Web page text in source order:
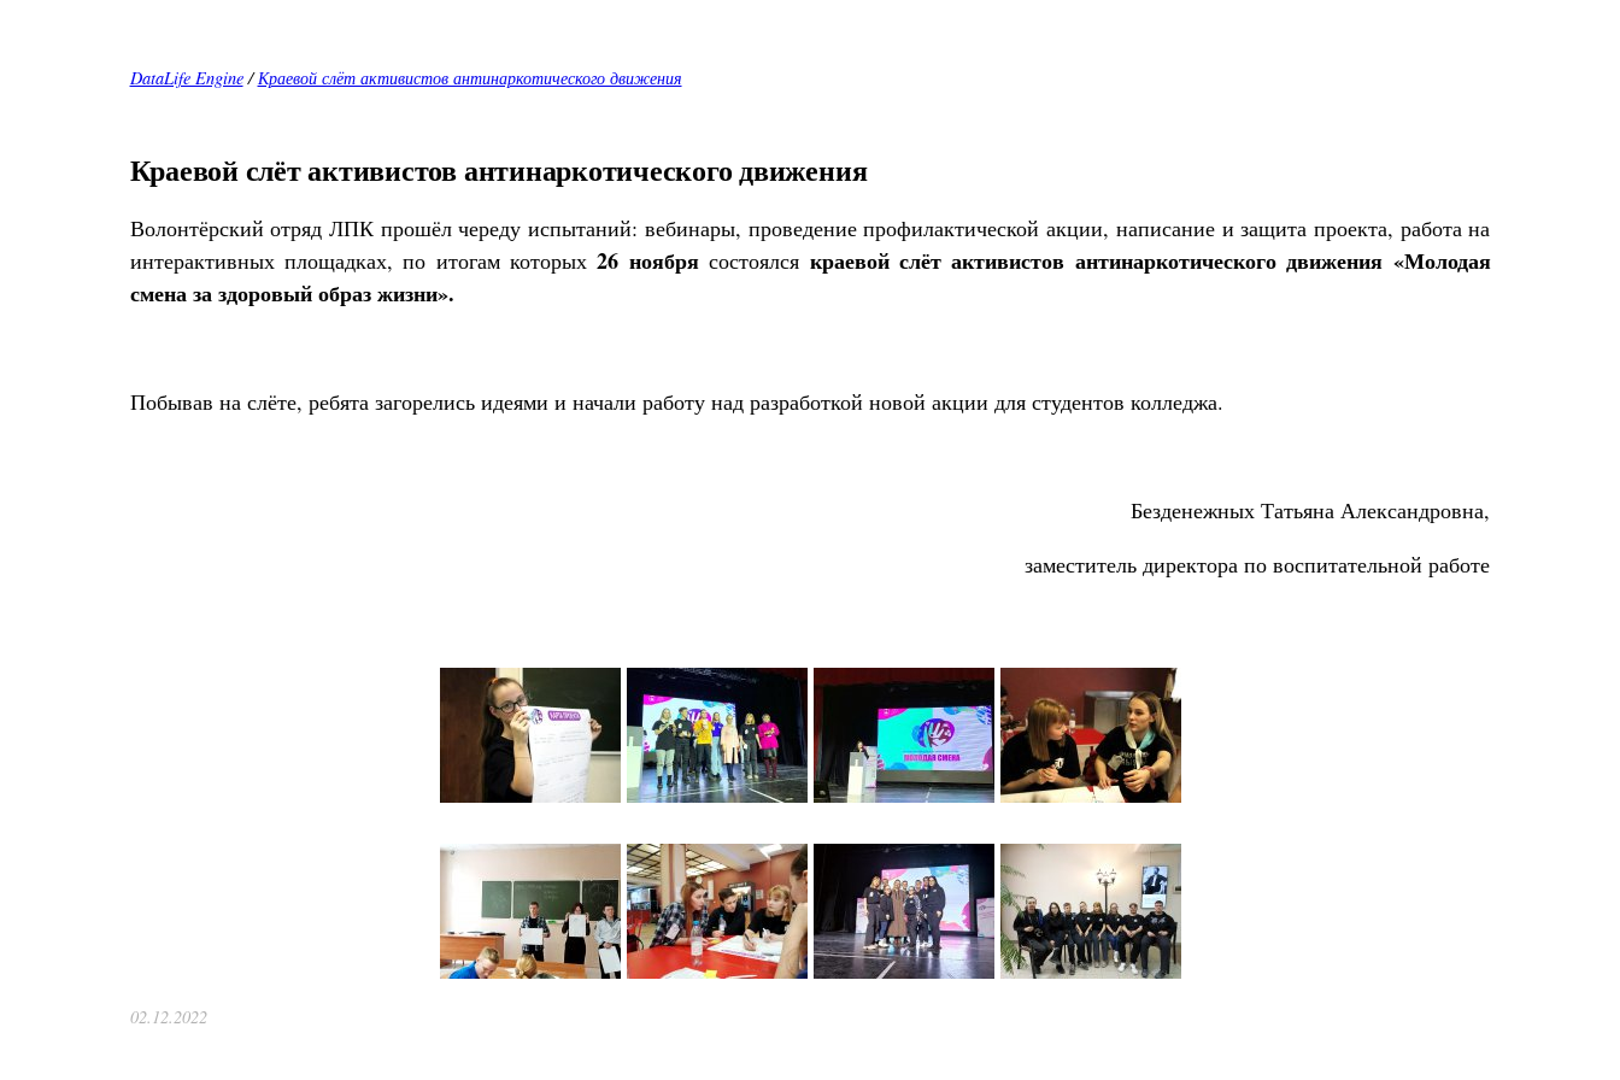
DataLife Engine/Краевой слёт активистов антинаркотического движения
Краевой слёт активистов антинаркотического движения
Волонтёрский отряд ЛПК прошёл череду испытаний: вебинары, проведение профилактической акции, написание и защита проекта, работа на
интерактивных площадках, по итогам которых26 ноябрясостоялся краевой слёт активистов антинаркотического движения «Молодая
смена за здоровый образ жизни».
Побывав на слёте, ребята загорелись идеями и начали работу над разработкой новой акции для студентов колледжа.
Безденежных Татьяна Александровна,
заместитель директора по воспитательной работе
02.12.2022